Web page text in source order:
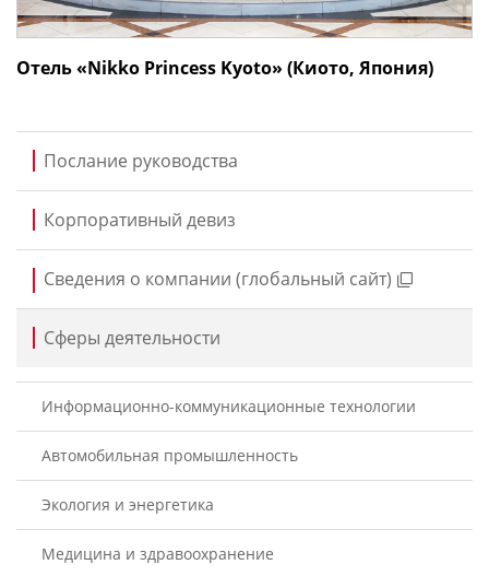
Отель «Nikko Princess Kyoto» (Киото, Япония)
Послание руководства
Корпоративный девиз
Сведения о компании (глобальный сайт)
Сферы деятельности
Информационно-коммуникационные технологии
Автомобильная промышленность
Экология и энергетика
Медицина и здравоохранение